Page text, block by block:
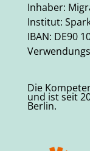
Inhaber:
Institut:
IBAN: DE90
Die
und ist seit
Berlin.